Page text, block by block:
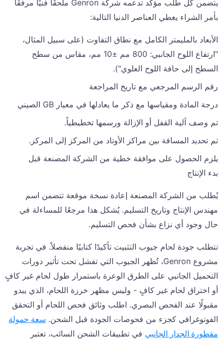
يتضمن كل طلب مؤكد تدعمه شركة Genron ملحقًا فنيًا مرفقًا
بأمر الشراء يغطي العناصر الدنيا التالية:
الأبعاد بالمليمتر الكامل مع نطاق التفاوت (على سبيل المثال،
"ارتفاع اللوح الجانبي: 800 مم ±10 مم، مقاس من سطح
السطح إلى حافة اللوح العلوي").
رقم الرسم المرجعي مع تاريخ المراجعة
درجة المادة ومقياسها مع ذكر ما يعادلها في معيار GB الصيني
تم وصف آلية القفل أو الإزالة ورسمها تخطيطياً.
تم تحديد المسافة بين مراكز الأوتاد من المركز إلى المركز.
يلزم الحصول على موافقة خطية من الشركة المصنعة قبل
بدء الإنتاج
يُطلب من الشركة المصنعة إعادة نسخة موقعة تتضمن اسم
مهندس الإنتاج وتاريخ التسليم. يُشكل هذا مرجعًا للمساءلة في
حال وجود أي نزاع بشأن فحص التسليم.
تتطلب جودة لحام جيوب التثبيت تأكيدًا كتابيًا منفصلاً. في تجربة
مشروع Genron، تُظهر الجيوب التي تفشل تحت تأثير دورات
التحميل الجانبي على الطرق الوعرة باستمرار طول لحام غير كافٍ
أو اختراق لحام غير كافٍ - وليس مظهر خرزة اللحام، الذي يبدو
مقبولًا عند الفحص البصري. اطلب وثائق فحص اللحام أو التحقق
الفوتوغرافي كجزء من فحوصات الجودة قبل الشحن. سعة حمولة
مقطورة الجدار الجانبي في تطبيقات الشحن السائب، تعتبر